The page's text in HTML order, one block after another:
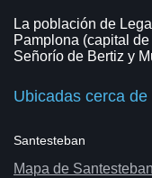
La población de
Pamplona (capital
Señorío de Bertiz y
Ubicadas cerca de
Santesteban
Mapa de